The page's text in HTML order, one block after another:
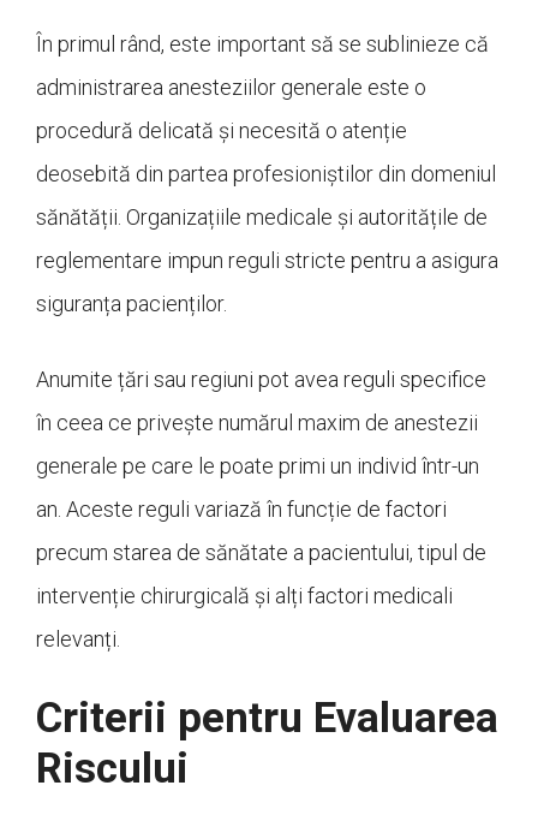
În primul rând, este important să se sublinieze că
administrarea anesteziilor generale este o
procedură delicată și necesită o atenție
deosebită din partea profesioniștilor din domeniul
sănătății. Organizațiile medicale și autoritățile de
reglementare impun reguli stricte pentru a asigura
siguranța pacienților.
Anumite țări sau regiuni pot avea reguli specifice
în ceea ce privește numărul maxim de anestezii
generale pe care le poate primi un individ într-un
an. Aceste reguli variază în funcție de factori
precum starea de sănătate a pacientului, tipul de
intervenție chirurgicală și alți factori medicali
relevanți.
Criterii pentru Evaluarea
Riscului